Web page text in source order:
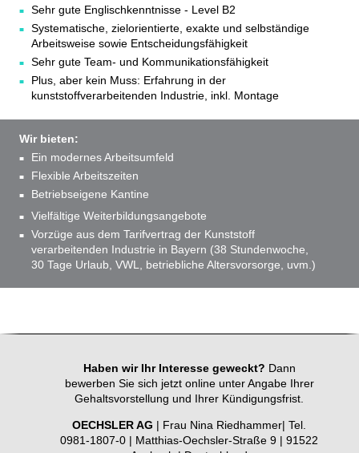
Sehr gute Englischkenntnisse - Level B2
Systematische, zielorientierte, exakte und selbständige
Arbeitsweise sowie Entscheidungsfähigkeit
Sehr gute Team- und Kommunikationsfähigkeit
Plus, aber kein Muss: Erfahrung in der
kunststoffverarbeitenden Industrie, inkl. Montage
Wir bieten:
Ein modernes Arbeitsumfeld
Flexible Arbeitszeiten
Betriebseigene Kantine
Vielfältige Weiterbildungsangebote
Vorzüge aus dem Tarifvertrag der Kunststoff
verarbeitenden Industrie in Bayern (38 Stundenwoche,
30 Tage Urlaub, VWL, betriebliche Altersvorsorge, uvm.)
Haben wir Ihr Interesse geweckt? Dann
bewerben Sie sich jetzt online unter Angabe Ihrer
Gehaltsvorstellung und Ihrer Kündigungsfrist.
OECHSLER AG | Frau Nina Riedhammer| Tel.
0981-1807-0 | Matthias-Oechsler-Straße 9 | 91522